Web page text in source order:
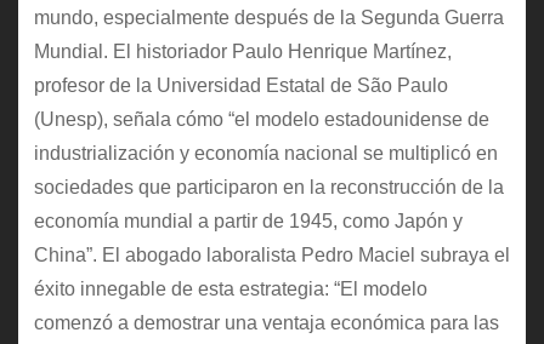
mundo, especialmente después de la Segunda Guerra
Mundial. El historiador Paulo Henrique Martínez,
profesor de la Universidad Estatal de São Paulo
(Unesp), señala cómo “el modelo estadounidense de
industrialización y economía nacional se multiplicó en
sociedades que participaron en la reconstrucción de la
economía mundial a partir de 1945, como Japón y
China”. El abogado laboralista Pedro Maciel subraya el
éxito innegable de esta estrategia: “El modelo
comenzó a demostrar una ventaja económica para las